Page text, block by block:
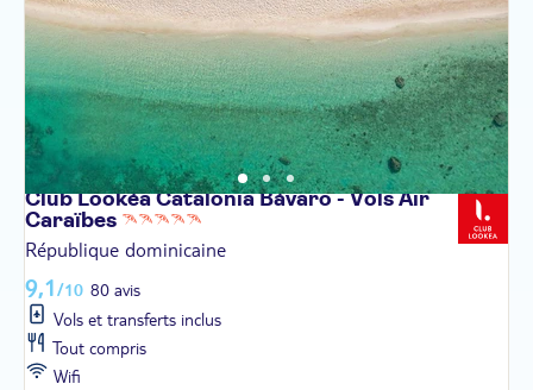
Club Lookéa Catalonia Bávaro - Vols Air
Caraïbes
République dominicaine
9,1/10 80 avis
Vols et transferts inclus
Tout compris
Wifi